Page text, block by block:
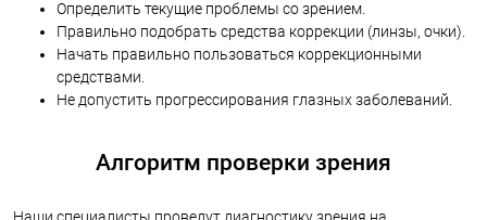
Определить текущие проблемы со зрением.
Правильно подобрать средства коррекции (линзы, очки).
Начать правильно пользоваться коррекционными
средствами.
Не допустить прогрессирования глазных заболеваний.
Алгоритм проверки зрения